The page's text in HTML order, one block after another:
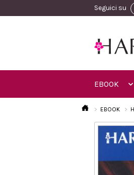
Seguici su
EBOOK
EBOOK